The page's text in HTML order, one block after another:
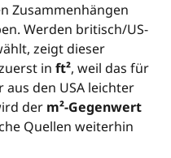
Zusammenhängen
Werden britisch/US-
zeigt dieser
in ft², weil das für
den USA leichter
der m²-Gegenwert
Quellen weiterhin